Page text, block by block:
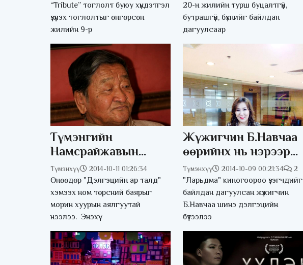
“Tribute” тоглолт буюу хүндэтгэл
үзүүлэх тоглолтыг өнгөрсөн
жилийн 9-р
20-н жилийн турш буцалтгүй,
бутрашгүй, бүхнийг байлдан
дагуулсаар
Түмэнгийн
Намсрайжавын
“Дэлгэцийн ар талд”
номын нээлт боллоо
Түмэнхүү 2014-10-11 01:26:34
Өнөөдөр "Дэлгэцийн ар талд"
хэмээх ном төрсний баярыг
морин хуурын аялгуутай
нээлээ. Энэхүү
Жүжигчин Б.Навчаа
өөрийнх нь нэрээр
хуурамч хаяг
нээсэнд дургүйцлээ
илэрхийллээ
Түмэнхүү 2014-10-09 00:21:34 2
"Ларьдма" киногоороо үзэгчдийг
байлдан дагуулсан жүжигчин
Б.Навчаа шинэ дэлгэцийн
бүтээлээ